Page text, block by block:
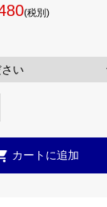
(税別)